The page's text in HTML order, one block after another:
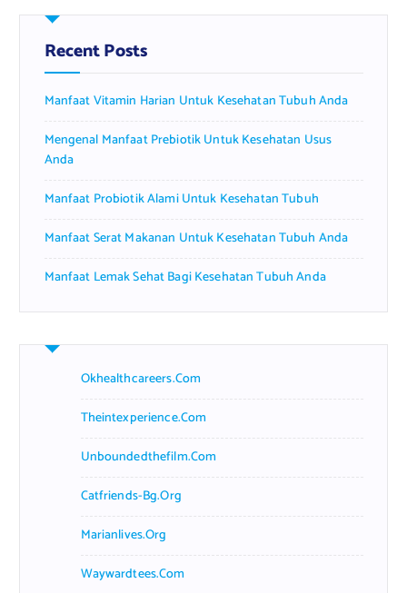
h
f
o
:
Recent Posts
Manfaat Vitamin Harian Untuk Kesehatan Tubuh Anda
Mengenal Manfaat Prebiotik Untuk Kesehatan Usus
Anda
Manfaat Probiotik Alami Untuk Kesehatan Tubuh
Manfaat Serat Makanan Untuk Kesehatan Tubuh Anda
Manfaat Lemak Sehat Bagi Kesehatan Tubuh Anda
Okhealthcareers.com
Theintexperience.com
Unboundedthefilm.com
Catfriends-Bg.org
Marianlives.org
Waywardtees.com